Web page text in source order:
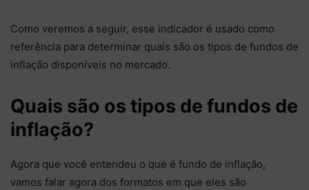
Como veremos a seguir, esse indicador é usado como
referência para determinar quais são os tipos de fundos de
inflação disponíveis no mercado.
Quais são os tipos de fundos de
inflação?
Agora que você entendeu o que é fundo de inflação,
vamos falar agora dos formatos em que eles são